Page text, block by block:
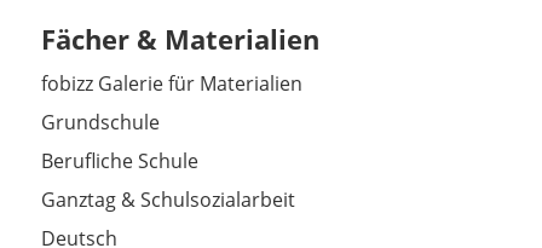
Fächer & Materialien
fobizz Galerie für Materialien
Grundschule
Berufliche Schule
Ganztag & Schulsozialarbeit
Deutsch